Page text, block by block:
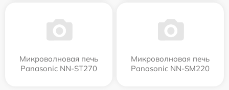
Микроволновая печь
Panasonic NN-ST270
Микроволновая печь
Panasonic NN-SM220